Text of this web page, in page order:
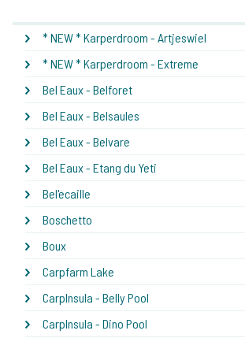
* NEW * Karperdroom - Artjeswiel
* NEW * Karperdroom - Extreme
Bel Eaux - Belforet
Bel Eaux - Belsaules
Bel Eaux - Belvare
Bel Eaux - Etang du Yeti
Bel'ecaille
Boschetto
Boux
Carpfarm Lake
CarpInsula - Belly Pool
CarpInsula - Dino Pool